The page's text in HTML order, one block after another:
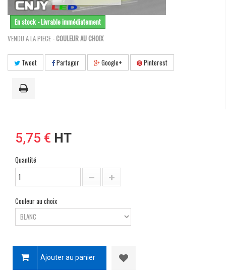
En stock - Livrable immédiatement
VENDU A LA PIECE -COULEUR AU CHOIX
Tweet Partager Google+ Pinterest
5,75 € HT
Quantité
Couleur au choix
Ajouter au panier